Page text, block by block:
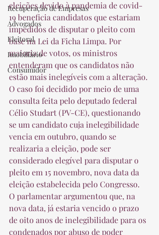
Recuperação de Empresas
Advogados
Eleitoral
Imobiliário
Consumidor
eleições devido à pandemia de covid-
19 beneficia candidatos que estariam
impedidos de disputar o pleito com
base na Lei da Ficha Limpa. Por
maioria de votos, os ministros
entenderam que os candidatos não
estão mais inelegíveis com a alteração.
O caso foi decidido por meio de uma
consulta feita pelo deputado federal
Célio Studart (PV-CE), questionando
se um candidato cuja inelegibilidade
vencia em outubro, quando se
realizaria a eleição, pode ser
considerado elegível para disputar o
pleito em 15 novembro, nova data da
eleição estabelecida pelo Congresso.
O parlamentar argumentou que, na
nova data, já estaria vencido o prazo
de oito anos de inelegibilidade para os
condenados por abuso de poder